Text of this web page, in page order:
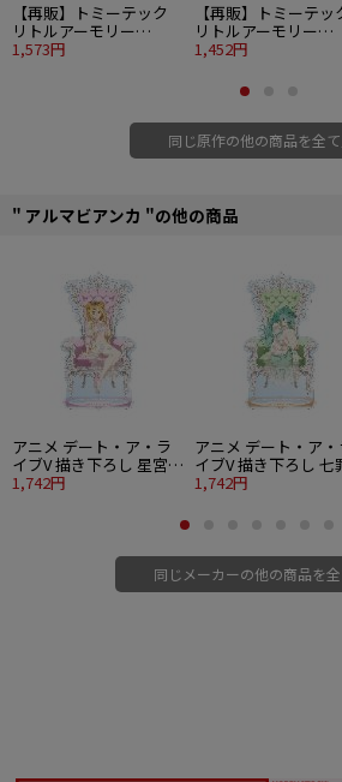
【再販】トミーテック
リトルアーモリー
[LASW05] ストライクウ
1,573円
【再販】トミーテッ
リトルアーモリー
[LASW06] ストライク
BERLIN M1918BAR
1,452円
同じ原作の他の商品を全
" アルマビアンカ "の他の商品
アニメ デート・ア・ラ
イブV 描き下ろし 星宮六
喰 プリンセス玉座ver.
1,742円
アニメ デート・ア・
イブV 描き下ろし 七
プリンセス玉座ver.
1,742円
同じメーカーの他の商品を